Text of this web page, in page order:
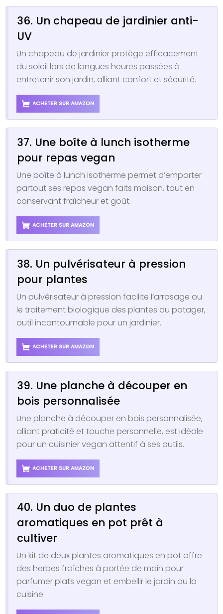
36. Un chapeau de jardinier anti-
UV
Un chapeau de jardinier protège efficacement
du soleil lors de longues heures passées à
entretenir son jardin, alliant confort et sécurité.
ACHETER SUR AMAZON
37. Une boîte à lunch isotherme
pour repas vegan
Une boîte à lunch isotherme permet d’emporter
partout ses repas vegan faits maison, tout en
conservant fraîcheur et goût.
ACHETER SUR AMAZON
38. Un pulvérisateur à pression
pour plantes
Un pulvérisateur à pression facilite l’arrosage ou
le traitement biologique des plantes du potager,
outil incontournable pour un jardinier.
ACHETER SUR AMAZON
39. Une planche à découper en
bois personnalisée
Une planche à découper en bois personnalisée,
alliant praticité et touche personnelle, est idéale
pour un cuisinier vegan attentif à ses outils.
ACHETER SUR AMAZON
40. Un duo de plantes
aromatiques en pot prêt à
cultiver
Un kit de deux plantes aromatiques en pot offre
des herbes fraîches à portée de main pour
parfumer plats vegan et embellir le jardin ou la
cuisine.